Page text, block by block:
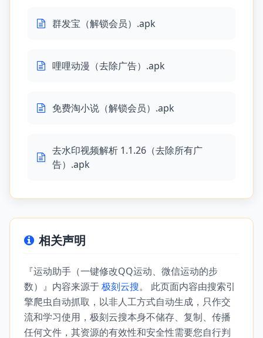
群发宝（解锁会员）.apk
哩哩动漫（去除广告）.apk
免费淘小说（解锁会员）.apk
去水印视频解析 1.1.26（去除所有广
告）.apk
相关声明
『运动助手（一键修改QQ运动、微信运动的步
数）』内容来源于极刻云搜。 此页面内容由搜索引
擎爬虫自动抓取，以非人工方式自动生成，只作交
流和学习使用，极刻云搜本身不储存、复制、传播
任何文件，其资源的有效性和安全性需要您自行判